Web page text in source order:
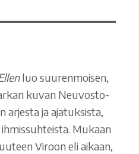
luo suurenmoisen,
kuvan Neuvosto-
arjesta ja ajatuksista,
Mukaan
Viroon eli aikaan,